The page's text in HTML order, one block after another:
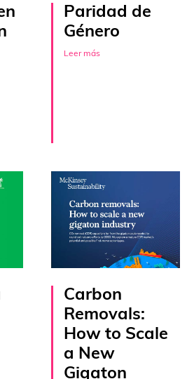
Paridad de
Género
Leer más
Carbon
Removals:
How to Scale
a New
Gigaton